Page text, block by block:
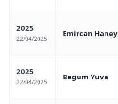
2025
22/04/2025
Emircan Haney
2025
22/04/2025
Begum Yuva